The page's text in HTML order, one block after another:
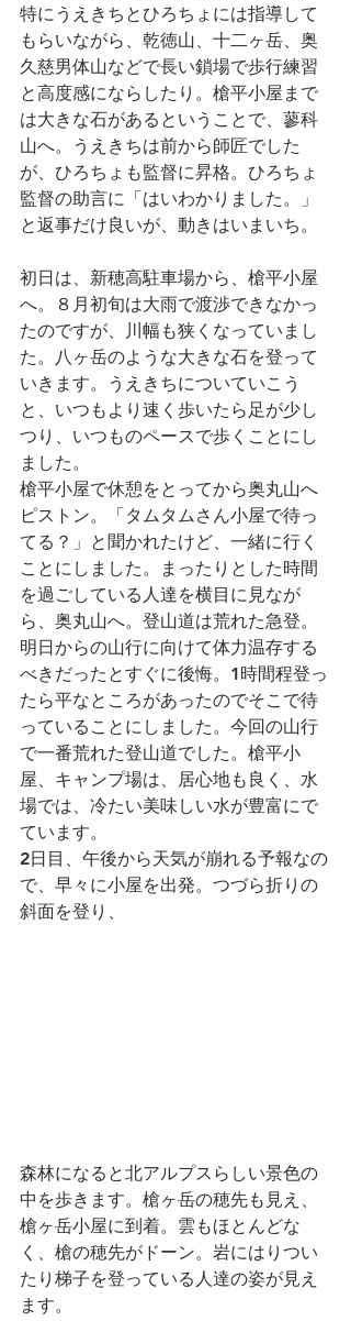
特にうえきちとひろちょには指導して
もらいながら、乾徳山、十二ヶ岳、奥
久慈男体山などで長い鎖場で歩行練習
と高度感にならしたり。槍平小屋まで
は大きな石があるということで、蓼科
山へ。うえきちは前から師匠でした
が、ひろちょも監督に昇格。ひろちょ
監督の助言に「はいわかりました。」
と返事だけ良いが、動きはいまいち。
初日は、新穂高駐車場から、槍平小屋
へ。８月初旬は大雨で渡渉できなかっ
たのですが、川幅も狭くなっていまし
た。八ヶ岳のような大きな石を登って
いきます。うえきちについていこう
と、いつもより速く歩いたら足が少し
つり、いつものペースで歩くことにし
ました。
槍平小屋で休憩をとってから奥丸山へ
ピストン。「タムタムさん小屋で待っ
てる？」と聞かれたけど、一緒に行く
ことにしました。まったりとした時間
を過ごしている人達を横目に見なが
ら、奥丸山へ。登山道は荒れた急登。
明日からの山行に向けて体力温存する
べきだったとすぐに後悔。1時間程登っ
たら平なところがあったのでそこで待
っていることにしました。今回の山行
で一番荒れた登山道でした。槍平小
屋、キャンプ場は、居心地も良く、水
場では、冷たい美味しい水が豊富にで
ています。
2日目、午後から天気が崩れる予報なの
で、早々に小屋を出発。つづら折りの
斜面を登り、
森林になると北アルプスらしい景色の
中を歩きます。槍ヶ岳の穂先も見え、
槍ヶ岳小屋に到着。雲もほとんどな
く、槍の穂先がドーン。岩にはりつい
たり梯子を登っている人達の姿が見え
ます。